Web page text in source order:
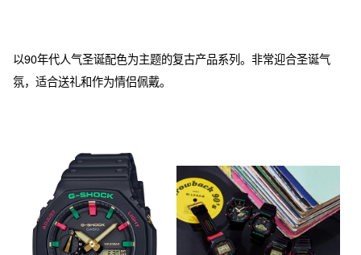
以90年代人气圣诞配色为主题的复古产品系列。非常迎合圣诞气
氛，适合送礼和作为情侣佩戴。